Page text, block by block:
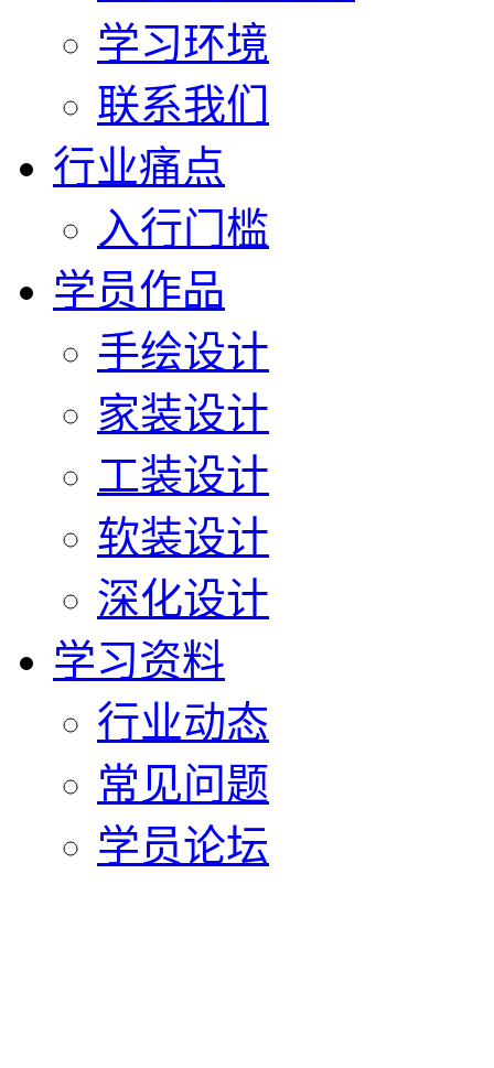
学习环境
联系我们
行业痛点
入行门槛
学员作品
手绘设计
家装设计
工装设计
软装设计
深化设计
学习资料
行业动态
常见问题
学员论坛